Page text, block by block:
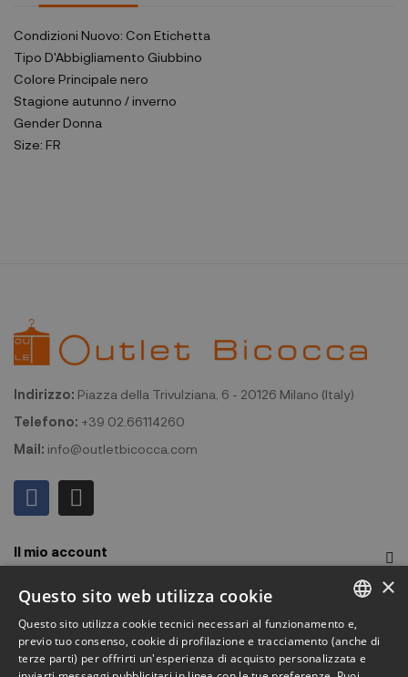
Condizioni Nuovo: Con Etichetta
Tipo D'Abbigliamento Giubbino
Colore Principale nero
Stagione autunno / inverno
Gender Donna
Size: FR
Indirizzo: Piazza della Trivulziana, 6 - 20126 Milano (Italy)
Telefono: +39 02.66114260
Mail: info@outletbicocca.com
Il mio account
Outlet Bicocca
Iscriviti alla Newsletter
Iscriviti per ricevere accesso anticipato a saldi, ultimi arrivi,
ITALIAN
ENGLISH
×
Questo sito web utilizza cookie
Questo sito utilizza cookie tecnici necessari al funzionamento e,
previo tuo consenso, cookie di profilazione e tracciamento (anche di
terze parti) per offrirti un'esperienza di acquisto personalizzata e